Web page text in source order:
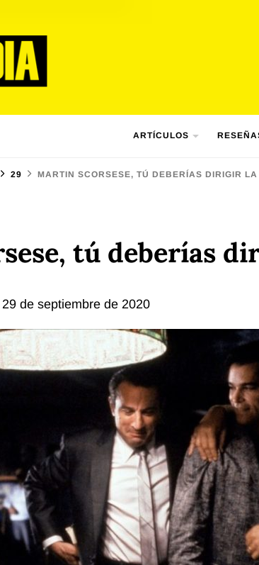
ARTÍCULOS
29 MARTIN SCORSESE, TÚ DEBERÍAS DIRIGIR LA
tú deberías
29 de septiembre de 2020